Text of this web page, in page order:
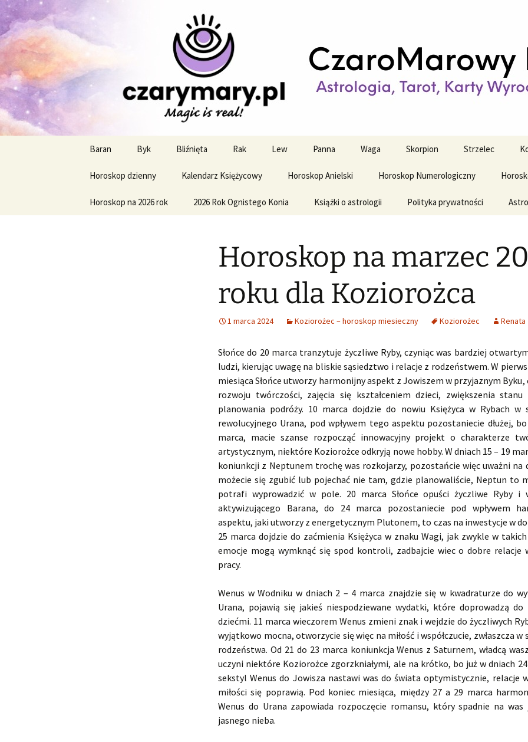
CzaroMarowy horoskop
miesięczny i tygodniowy
Profesjonalne przepowiednie astrologiczne
treści
Baran Byk Bliźnięta Rak Lew Panna Waga Skorpion Strzelec
Horoskop dzienny Kalendarz Księżycowy Horoskop Anielski Horoskop Numerologiczny
Horoskop na 2026 rok 2026 Rok Ognistego Konia Książki o astrologii Polityka prywatności
Horoskop na marzec
roku dla Koziorożca
1 marca 2024 Koziorożec – horoskop miesieczny Koziorożec Renata
Słońce do 20 marca tranzytuje życzliwe Ryby, czyniąc was bardziej
ludzi, kierując uwagę na bliskie sąsiedztwo i relacje z rodzeństwem. W
miesiąca Słońce utworzy harmonijny aspekt z Jowiszem w przyjaznym Byku,
rozwoju twórczości, zajęcia się kształceniem dzieci, zwiększenia stanu
planowania podróży. 10 marca dojdzie do nowiu Księżyca w Rybach w
rewolucyjnego Urana, pod wpływem tego aspektu pozostaniecie dłużej,
marca, macie szanse rozpocząć innowacyjny projekt o charakterze
artystycznym, niektóre Koziorożce odkryją nowe hobby. W dniach 15 – 19
koniunkcji z Neptunem trochę was rozkojarzy, pozostańcie więc uważni na
możecie się zgubić lub pojechać nie tam, gdzie planowaliście, Neptun to
potrafi wyprowadzić w pole. 20 marca Słońce opuści życzliwe Ryby i
aktywizującego Barana, do 24 marca pozostaniecie pod wpływem
aspektu, jaki utworzy z energetycznym Plutonem, to czas na inwestycje w
25 marca dojdzie do zaćmienia Księżyca w znaku Wagi, jak zwykle w
emocje mogą wymknąć się spod kontroli, zadbajcie wiec o dobre relacje
pracy.
Wenus w Wodniku w dniach 2 – 4 marca znajdzie się w kwadraturze do
Urana, pojawią się jakieś niespodziewane wydatki, które doprowadzą
dziećmi. 11 marca wieczorem Wenus zmieni znak i wejdzie do życzliwych
wyjątkowo mocna, otworzycie się więc na miłość i współczucie, zwłaszcza w
rodzeństwa. Od 21 do 23 marca koniunkcja Wenus z Saturnem, władcą
uczyni niektóre Koziorożce zgorzkniałymi, ale na krótko, bo już w dniach
sekstyl Wenus do Jowisza nastawi was do świata optymistycznie, relacje
miłości się poprawią. Pod koniec miesiąca, między 27 a 29 marca
Wenus do Urana zapowiada rozpoczęcie romansu, który spadnie na
jasnego nieba.